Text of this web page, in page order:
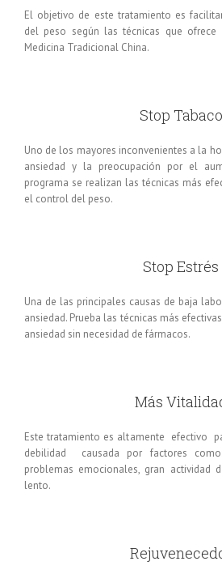
El objetivo de este tratamiento es
del peso según las técnicas que
Medicina Tradicional China.
Stop Tabaco
Uno de los mayores inconvenientes a la
ansiedad y la preocupación por el
programa se realizan las técnicas más
el control del peso.
Stop Estrés
Una de las principales causas de baja
ansiedad. Prueba las técnicas más
ansiedad sin necesidad de fármacos.
Más
Este tratamiento es altamente efectivo
debilidad causada por factores
problemas emocionales, gran actividad
lento.